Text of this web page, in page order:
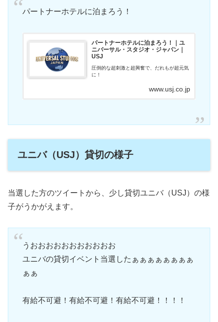
パートナーホテルに泊まろう！
パートナーホテルに泊まろう！｜ユ
ニバーサル・スタジオ・ジャパン｜
USJ
圧倒的な超刺激と超興奮で、だれもが超元気
に！
www.usj.co.jp
ユニバ（USJ）貸切の様子
当選した方のツイートから、少し貸切ユニバ（USJ）の様
子がうかがえます。
うおおおおおおおおおおお
ユニバの貸切イベント当選したぁぁぁぁぁぁぁぁ
ぁぁ
有給不可避！有給不可避！有給不可避！！！！